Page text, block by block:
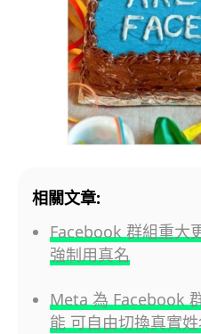
相關文章:
Facebook 群組重
強制用真名
Meta 為 Facebook
能 可自由切換真實